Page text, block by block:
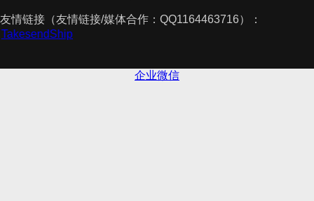
友情链接（友情链接/媒体合作：QQ1164463716）：
TakesendShip
企业微信